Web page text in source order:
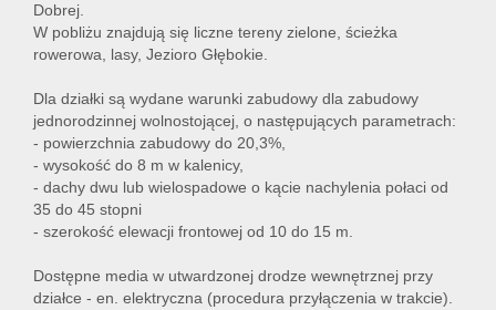
Dobrej.
W pobliżu znajdują się liczne tereny zielone, ścieżka
rowerowa, lasy, Jezioro Głębokie.
Dla działki są wydane warunki zabudowy dla zabudowy
jednorodzinnej wolnostojącej, o następujących parametrach:
- powierzchnia zabudowy do 20,3%,
- wysokość do 8 m w kalenicy,
- dachy dwu lub wielospadowe o kącie nachylenia połaci od
35 do 45 stopni
- szerokość elewacji frontowej od 10 do 15 m.
Dostępne media w utwardzonej drodze wewnętrznej przy
działce - en. elektryczna (procedura przyłączenia w trakcie).